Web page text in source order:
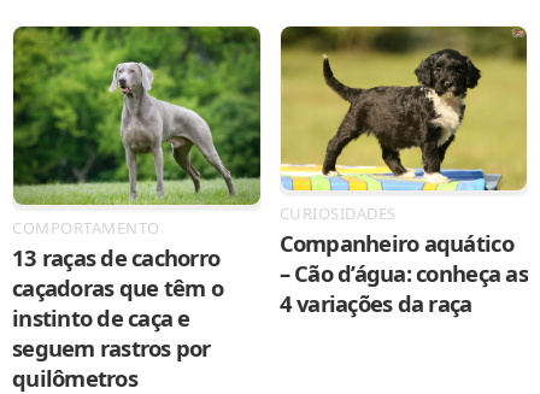
COMPORTAMENTO
13 raças de cachorro
caçadoras que têm o
instinto de caça e
seguem rastros por
quilômetros
CURIOSIDADES
Companheiro aquático
– Cão d’água: conheça as
4 variações da raça